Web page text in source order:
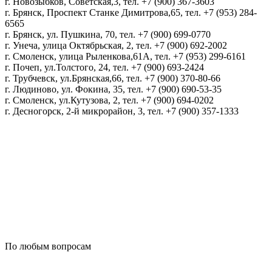
г. Брянск, Проспект Станке Димитрова,65, тел. +7 (953) 284-
6565
г. Брянск, ул. Пушкина, 70, тел. +7 (900) 699-0770
г. Унеча, улица Октябрьская, 2, тел. +7 (900) 692-2002
г. Смоленск, улица Рыленкова,61А, тел. +7 (953) 299-6161
г. Почеп, ул.Толстого, 24, тел. +7 (900) 693-2424
г. Трубчевск, ул.Брянская,66, тел. +7 (900) 370-80-66
г. Людиново, ул. Фокина, 35, тел. +7 (900) 690-53-35
г. Смоленск, ул.Кутузова, 2, тел. +7 (900) 694-0202
г. Десногорск, 2-й микрорайон, 3, тел. +7 (900) 357-1333
По любым вопросам